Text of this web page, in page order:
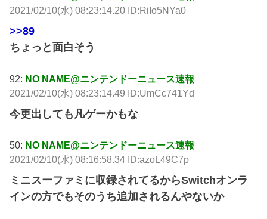
2021/02/10(水) 08:23:14.20 ID:RiIo5NYa0
>>89
ちょっと面白そう
92: NO NAME@ニンテンドーニュース速報
2021/02/10(水) 08:23:14.49 ID:UmCc741Yd
今更出しても凡ゲーかもな
50: NO NAME@ニンテンドーニュース速報
2021/02/10(水) 08:16:58.34 ID:azoL49C7p
ミニスーファミに収録されてるからSwitchオンラ
インの方でもそのうち追加されるんやないか